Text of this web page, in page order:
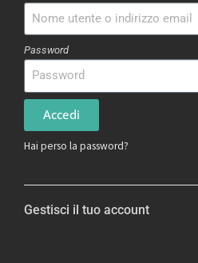
Password
Accedi
Hai perso la password?
Gestisci il tuo account